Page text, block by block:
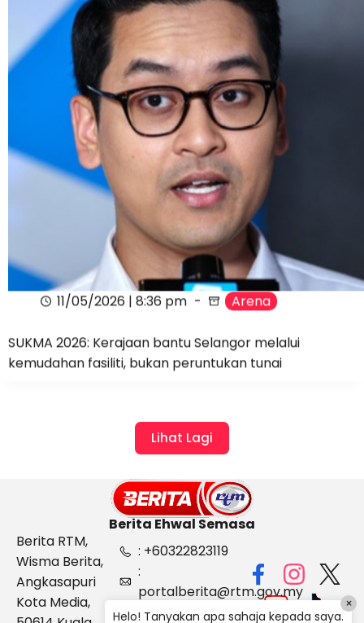
11/05/2026 | 8:36 pm Arena
SUKMA 2026: Kerajaan bantu Selangor melalui
kemudahan fasiliti, bukan peruntukan tunai
Lihat Lagi
Berita Ehwal Semasa
Berita RTM,
Wisma Berita,
Angkasapuri
Kota Media,
: +60322823119
:
portalberita@rtm.gov.my
: Aduan &
Helo! Tanyakan apa sahaja kepada saya.
×